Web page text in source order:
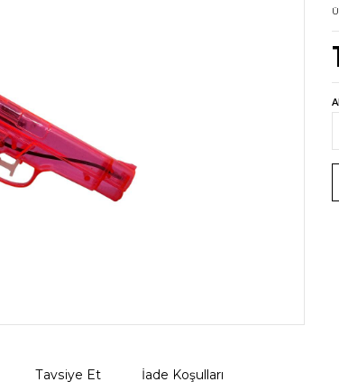
Tavsiye Et İade Koşulları